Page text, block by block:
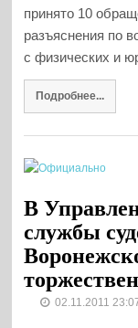
принято 10
разъяснения по
с физических и
Подробнее...
В
службы
02.11.2011